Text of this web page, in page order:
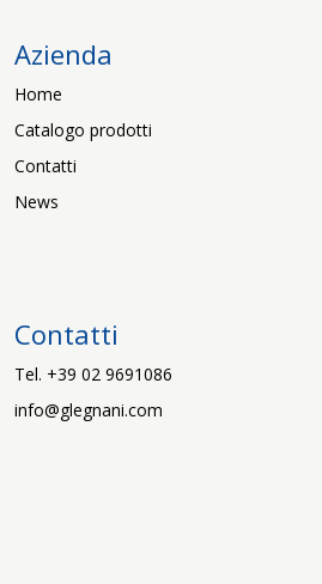
Azienda
Home
Catalogo prodotti
Contatti
News
Contatti
Tel. +39 02 9691086
info@glegnani.com